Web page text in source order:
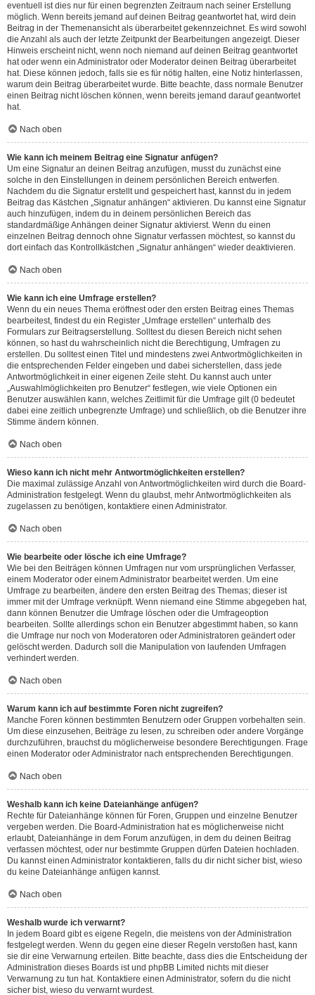
eventuell ist dies nur für einen begrenzten Zeitraum nach seiner Erstellung
möglich. Wenn bereits jemand auf deinen Beitrag geantwortet hat, wird dein
Beitrag in der Themenansicht als überarbeitet gekennzeichnet. Es wird sowohl
die Anzahl als auch der letzte Zeitpunkt der Bearbeitungen angezeigt. Dieser
Hinweis erscheint nicht, wenn noch niemand auf deinen Beitrag geantwortet
hat oder wenn ein Administrator oder Moderator deinen Beitrag überarbeitet
hat. Diese können jedoch, falls sie es für nötig halten, eine Notiz hinterlassen,
warum dein Beitrag überarbeitet wurde. Bitte beachte, dass normale Benutzer
einen Beitrag nicht löschen können, wenn bereits jemand darauf geantwortet
hat.
Nach oben
Wie kann ich meinem Beitrag eine Signatur anfügen?
Um eine Signatur an deinen Beitrag anzufügen, musst du zunächst eine
solche in den Einstellungen in deinem persönlichen Bereich entwerfen.
Nachdem du die Signatur erstellt und gespeichert hast, kannst du in jedem
Beitrag das Kästchen „Signatur anhängen“ aktivieren. Du kannst eine Signatur
auch hinzufügen, indem du in deinem persönlichen Bereich das
standardmäßige Anhängen deiner Signatur aktivierst. Wenn du einen
einzelnen Beitrag dennoch ohne Signatur verfassen möchtest, so kannst du
dort einfach das Kontrollkästchen „Signatur anhängen“ wieder deaktivieren.
Nach oben
Wie kann ich eine Umfrage erstellen?
Wenn du ein neues Thema eröffnest oder den ersten Beitrag eines Themas
bearbeitest, findest du ein Register „Umfrage erstellen“ unterhalb des
Formulars zur Beitragserstellung. Solltest du diesen Bereich nicht sehen
können, so hast du wahrscheinlich nicht die Berechtigung, Umfragen zu
erstellen. Du solltest einen Titel und mindestens zwei Antwortmöglichkeiten in
die entsprechenden Felder eingeben und dabei sicherstellen, dass jede
Antwortmöglichkeit in einer eigenen Zeile steht. Du kannst auch unter
„Auswahlmöglichkeiten pro Benutzer“ festlegen, wie viele Optionen ein
Benutzer auswählen kann, welches Zeitlimit für die Umfrage gilt (0 bedeutet
dabei eine zeitlich unbegrenzte Umfrage) und schließlich, ob die Benutzer ihre
Stimme ändern können.
Nach oben
Wieso kann ich nicht mehr Antwortmöglichkeiten erstellen?
Die maximal zulässige Anzahl von Antwortmöglichkeiten wird durch die Board-
Administration festgelegt. Wenn du glaubst, mehr Antwortmöglichkeiten als
zugelassen zu benötigen, kontaktiere einen Administrator.
Nach oben
Wie bearbeite oder lösche ich eine Umfrage?
Wie bei den Beiträgen können Umfragen nur vom ursprünglichen Verfasser,
einem Moderator oder einem Administrator bearbeitet werden. Um eine
Umfrage zu bearbeiten, ändere den ersten Beitrag des Themas; dieser ist
immer mit der Umfrage verknüpft. Wenn niemand eine Stimme abgegeben hat,
dann können Benutzer die Umfrage löschen oder die Umfrageoption
bearbeiten. Sollte allerdings schon ein Benutzer abgestimmt haben, so kann
die Umfrage nur noch von Moderatoren oder Administratoren geändert oder
gelöscht werden. Dadurch soll die Manipulation von laufenden Umfragen
verhindert werden.
Nach oben
Warum kann ich auf bestimmte Foren nicht zugreifen?
Manche Foren können bestimmten Benutzern oder Gruppen vorbehalten sein.
Um diese einzusehen, Beiträge zu lesen, zu schreiben oder andere Vorgänge
durchzuführen, brauchst du möglicherweise besondere Berechtigungen. Frage
einen Moderator oder Administrator nach entsprechenden Berechtigungen.
Nach oben
Weshalb kann ich keine Dateianhänge anfügen?
Rechte für Dateianhänge können für Foren, Gruppen und einzelne Benutzer
vergeben werden. Die Board-Administration hat es möglicherweise nicht
erlaubt, Dateianhänge in dem Forum anzufügen, in dem du deinen Beitrag
verfassen möchtest, oder nur bestimmte Gruppen dürfen Dateien hochladen.
Du kannst einen Administrator kontaktieren, falls du dir nicht sicher bist, wieso
du keine Dateianhänge anfügen kannst.
Nach oben
Weshalb wurde ich verwarnt?
In jedem Board gibt es eigene Regeln, die meistens von der Administration
festgelegt werden. Wenn du gegen eine dieser Regeln verstoßen hast, kann
sie dir eine Verwarnung erteilen. Bitte beachte, dass dies die Entscheidung der
Administration dieses Boards ist und phpBB Limited nichts mit dieser
Verwarnung zu tun hat. Kontaktiere einen Administrator, sofern du die nicht
sicher bist, wieso du verwarnt wurdest.